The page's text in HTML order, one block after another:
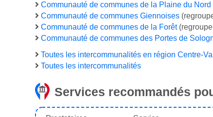
Communauté de communes de la Plaine du Nord
Communauté de communes Giennoises
Communauté de communes de la Forêt
Communauté de communes des Portes de
Toutes les intercommunalités en région Centre-
Toutes les intercommunalités
Services recommandés